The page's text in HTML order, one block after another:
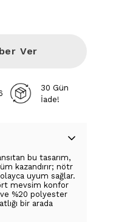
Ver
30 Gün
İade!
bu tasarım,
kazandırır; nötr
uyum sağlar.
mevsim konfor
%20 polyester
bir arada